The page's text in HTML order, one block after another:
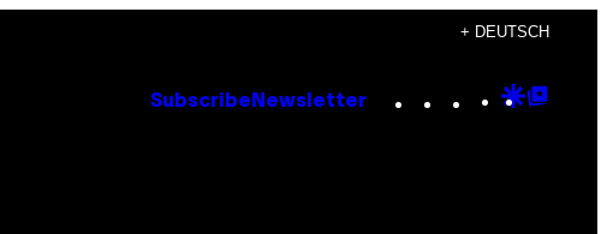
+ DEUTSCH
Subscribe Newsletter Instagram
TikTok
YouTube
Google